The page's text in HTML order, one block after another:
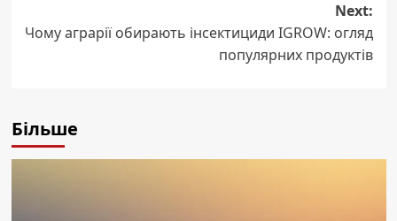
Next:
Чому аграрії обирають інсектициди IGROW: огляд
популярних продуктів
Більше